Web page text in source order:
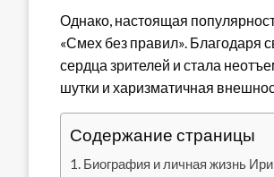
Однако, настоящая
«Смех без правил». Благодаря
сердца зрителей и стала
шутки и харизматичная
Содержание страницы
Биография и личная жизнь